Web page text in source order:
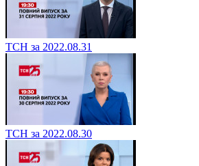
ТСН за 2022.08.31
ТСН за 2022.08.30